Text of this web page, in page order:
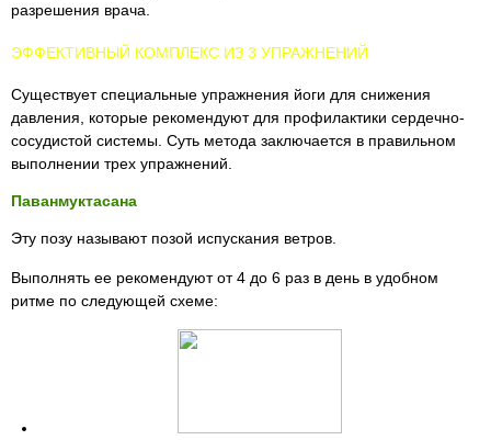
разрешения врача.
ЭФФЕКТИВНЫЙ КОМПЛЕКС ИЗ 3 УПРАЖНЕНИЙ
Существует специальные упражнения йоги для снижения
давления, которые рекомендуют для профилактики сердечно-
сосудистой системы. Суть метода заключается в правильном
выполнении трех упражнений.
Паванмуктасана
Эту позу называют позой испускания ветров.
Выполнять ее рекомендуют от 4 до 6 раз в день в удобном
ритме по следующей схеме: